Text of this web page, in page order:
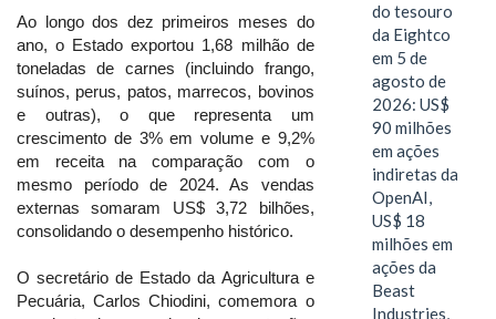
Ao longo dos dez primeiros meses do
ano, o Estado exportou 1,68 milhão de
toneladas de carnes (incluindo frango,
suínos, perus, patos, marrecos, bovinos
e outras), o que representa um
crescimento de 3% em volume e 9,2%
em receita na comparação com o
mesmo período de 2024. As vendas
externas somaram US$ 3,72 bilhões,
consolidando o desempenho histórico.
O secretário de Estado da Agricultura e
Pecuária, Carlos Chiodini, comemora o
do tesouro
da Eightco
em 5 de
agosto de
2026: US$
90 milhões
em ações
indiretas da
OpenAI,
US$ 18
milhões em
ações da
Beast
Industries,